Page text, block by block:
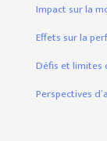
Impact sur la
Effets sur la
Défis et limites
Perspectives